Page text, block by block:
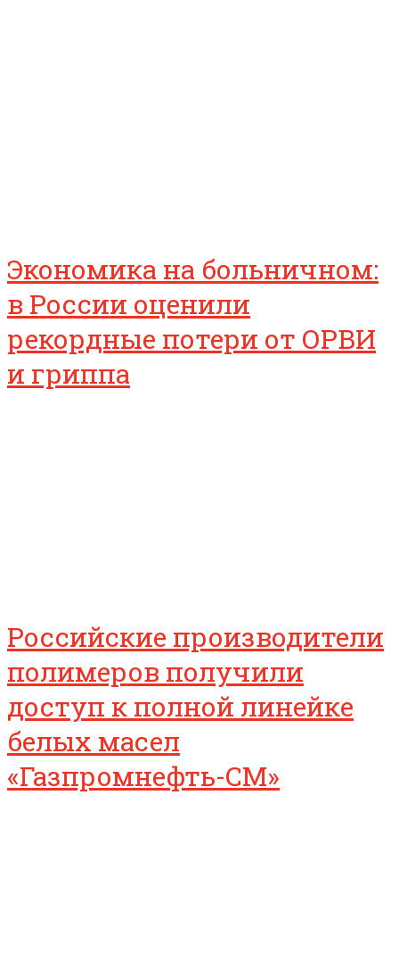
Экономика на больничном:
в России оценили
рекордные потери от ОРВИ
и гриппа
Российские производители
полимеров получили
доступ к полной линейке
белых масел
«Газпромнефть-СМ»